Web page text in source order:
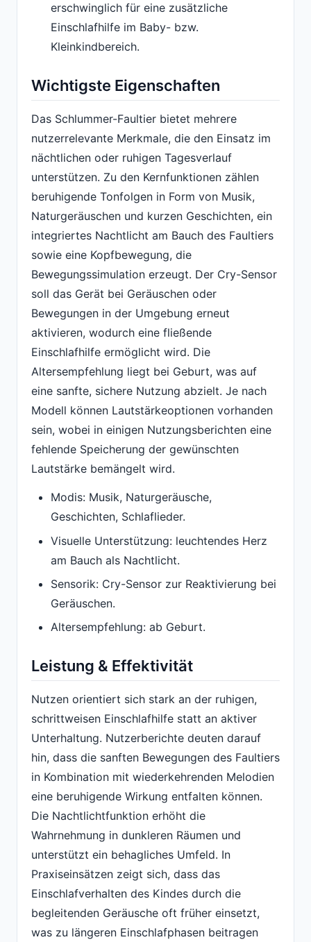
erschwinglich für eine zusätzliche
Einschlafhilfe im Baby- bzw.
Kleinkindbereich.
Wichtigste Eigenschaften
Das Schlummer-Faultier bietet mehrere
nutzerrelevante Merkmale, die den Einsatz im
nächtlichen oder ruhigen Tagesverlauf
unterstützen. Zu den Kernfunktionen zählen
beruhigende Tonfolgen in Form von Musik,
Naturgeräuschen und kurzen Geschichten, ein
integriertes Nachtlicht am Bauch des Faultiers
sowie eine Kopfbewegung, die
Bewegungssimulation erzeugt. Der Cry-Sensor
soll das Gerät bei Geräuschen oder
Bewegungen in der Umgebung erneut
aktivieren, wodurch eine fließende
Einschlafhilfe ermöglicht wird. Die
Altersempfehlung liegt bei Geburt, was auf
eine sanfte, sichere Nutzung abzielt. Je nach
Modell können Lautstärkeoptionen vorhanden
sein, wobei in einigen Nutzungsberichten eine
fehlende Speicherung der gewünschten
Lautstärke bemängelt wird.
Modis: Musik, Naturgeräusche,
Geschichten, Schlaflieder.
Visuelle Unterstützung: leuchtendes Herz
am Bauch als Nachtlicht.
Sensorik: Cry-Sensor zur Reaktivierung bei
Geräuschen.
Altersempfehlung: ab Geburt.
Leistung & Effektivität
Nutzen orientiert sich stark an der ruhigen,
schrittweisen Einschlafhilfe statt an aktiver
Unterhaltung. Nutzerberichte deuten darauf
hin, dass die sanften Bewegungen des Faultiers
in Kombination mit wiederkehrenden Melodien
eine beruhigende Wirkung entfalten können.
Die Nachtlichtfunktion erhöht die
Wahrnehmung in dunkleren Räumen und
unterstützt ein behagliches Umfeld. In
Praxiseinsätzen zeigt sich, dass das
Einschlafverhalten des Kindes durch die
begleitenden Geräusche oft früher einsetzt,
was zu längeren Einschlafphasen beitragen